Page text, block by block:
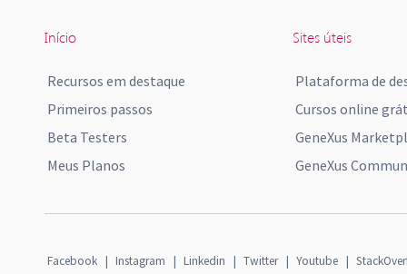
Início
Recursos em destaque
Primeiros passos
Beta Testers
Meus Planos
Sites úteis
Plataforma de
Cursos online
GeneXus
GeneXus
Facebook | Instagram | Linkedin | Twitter | Youtube |